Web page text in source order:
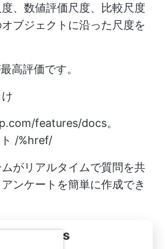
、数値評価尺度、比較尺度
ブジェクトに沿った尺度を
高評価です。
features/docs。
/%href/
がリアルタイムで質問を共
ンケートを簡単に作成でき